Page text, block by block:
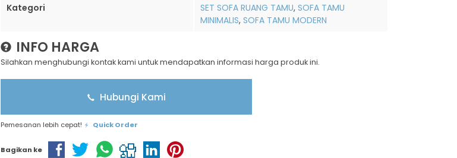
Kategori
SET SOFA RUANG TAMU, SOFA TAMU
MINIMALIS, SOFA TAMU MODERN
INFO HARGA
Silahkan menghubungi kontak kami untuk mendapatkan informasi harga produk ini.
Hubungi Kami
Pemesanan lebih cepat! Quick Order
Bagikan ke